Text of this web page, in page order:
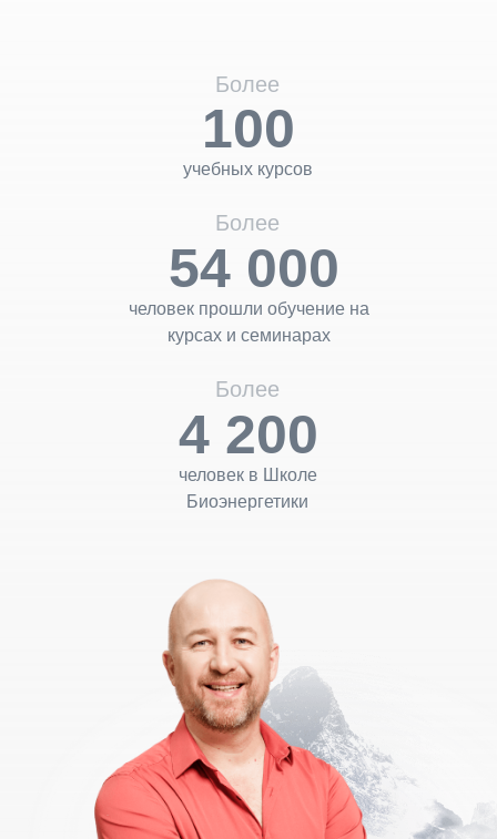
100
Более
54 000
Более
4 200
Более
человек в Школе
Биоэнергетики
человек прошли обучение на
курсах и семинарах
учебных курсов